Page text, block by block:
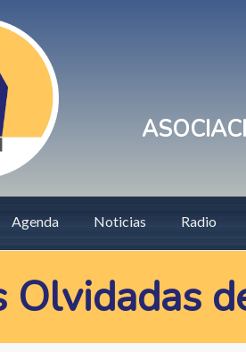
Agenda Noticias Radio
Olvidadas